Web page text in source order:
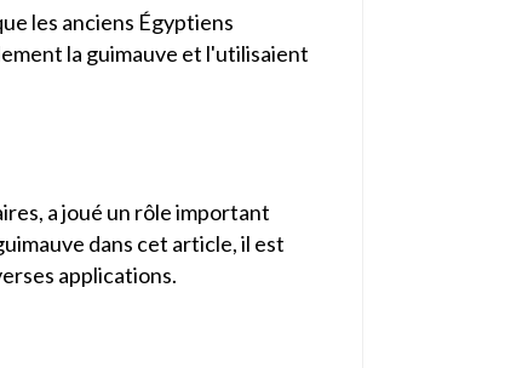
les anciens Égyptiens
la guimauve et l'utilisaient
a joué un rôle important
dans cet article, il est
applications.